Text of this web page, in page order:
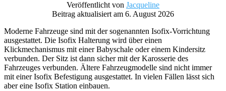
Veröffentlicht von Jacqueline
Beitrag aktualisiert am 6. August 2026
Moderne Fahrzeuge sind mit der sogenannten Isofix-Vorrichtung
ausgestattet. Die Isofix Halterung wird über einen
Klickmechanismus mit einer Babyschale oder einem Kindersitz
verbunden. Der Sitz ist dann sicher mit der Karosserie des
Fahrzeuges verbunden. Ältere Fahrzeugmodelle sind nicht immer
mit einer Isofix Befestigung ausgestattet. In vielen Fällen lässt sich
aber eine Isofix Station einbauen.